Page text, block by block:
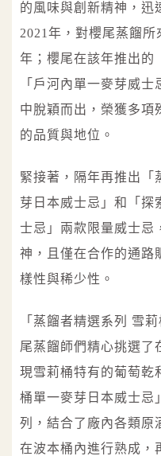
的風味與創新精神，迅
2021年，對櫻尾蒸餾
年；櫻尾在該年推出的
「戶河內單一麥芽威
中脫穎而出，榮獲多項
的品質與地位。
緊接著，隔年再推出「
芽日本威士忌」和「探
士忌」兩款限量威士忌
神，且僅在合作的通路
樣性與稀少性。
「蒸餾者精選系列 雪
尾蒸餾師們精心挑選了
現雪莉桶特有的葡萄乾
桶單一麥芽日本威士忌
列，結合了廠內各類原
在波本桶內進行熟成，